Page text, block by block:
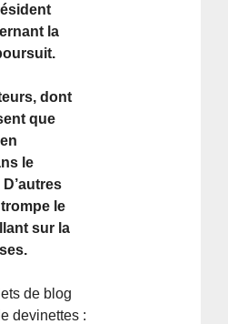
la
dont
que
le
le
sur la
de blog
devinettes :